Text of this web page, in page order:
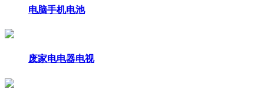
电脑手机电池
废家电电器电视